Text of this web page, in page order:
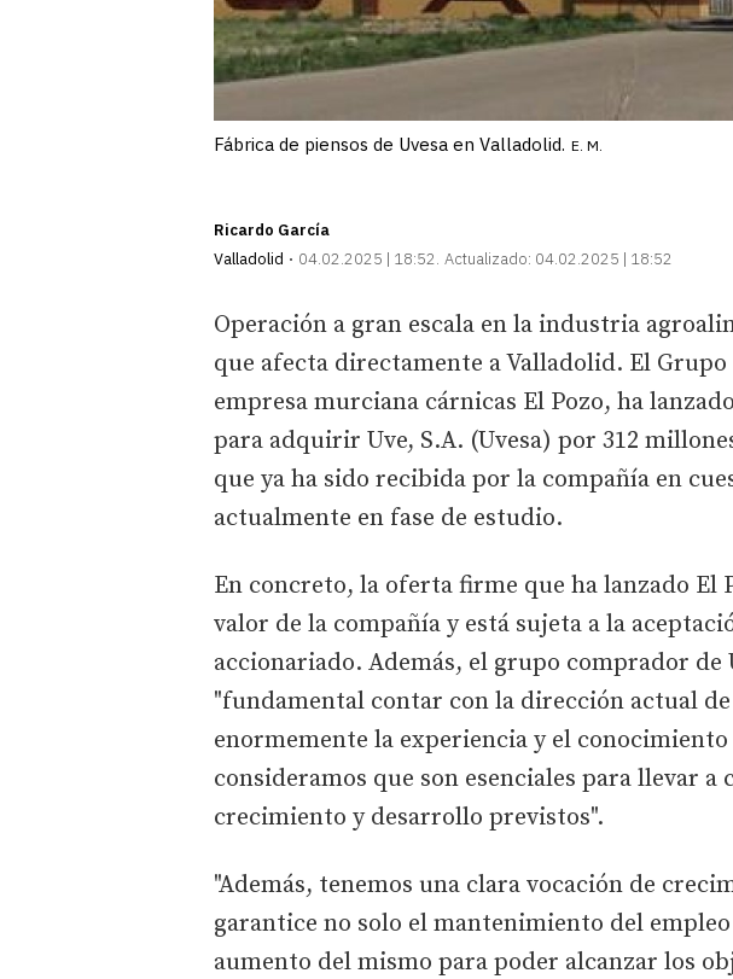
Fábrica de piensos de Uvesa en Valladolid. E. M.
Ricardo García
Valladolid
04.02.2025 | 18:52 Actualizado: 04.02.2025 | 18:52
Operación a gran escala en la industria
que afecta directamente a Valladolid. El
empresa murciana cárnicas El Pozo, ha
para adquirir Uve, S.A. (Uvesa) por 312
que ya ha sido recibida por la compañía en
actualmente en fase de estudio.
En concreto, la oferta firme que ha lanzado El
valor de la compañía y está sujeta a la
accionariado. Además, el grupo comprador de
"fundamental contar con la dirección actual de
enormemente la experiencia y el
consideramos que son esenciales para llevar a
crecimiento y desarrollo previstos".
"Además, tenemos una clara vocación de
garantice no solo el mantenimiento del
aumento del mismo para poder alcanzar los